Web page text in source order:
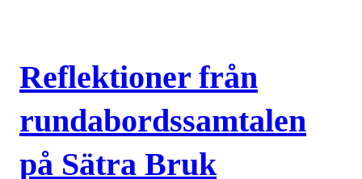
Reflektioner från
rundabordssamtalen
på Sätra Bruk